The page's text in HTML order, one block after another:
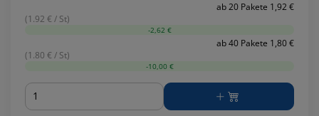
ab 20 Pakete 1,92 €
(1.92 € / St)
-2,62 €
ab 40 Pakete 1,80 €
(1.80 € / St)
-10,00 €
Menge